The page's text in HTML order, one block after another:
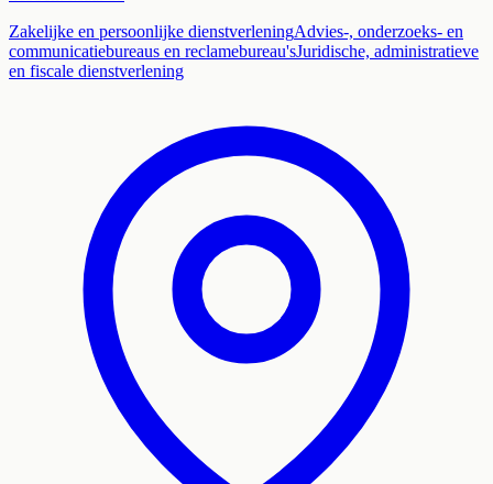
Zakelijke en persoonlijke dienstverleningAdvies-, onderzoeks- en
communicatiebureaus en reclamebureau'sJuridische, administratieve
en fiscale dienstverlening